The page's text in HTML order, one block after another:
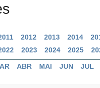
2012 2013 2014
2023 2024 2025
ABR MAI JUN JUL